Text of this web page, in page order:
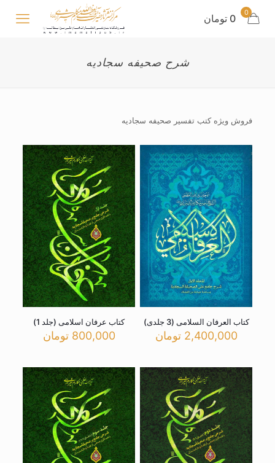
0 0 تومان
شرح صحیفه سجادیه
فروش ویژه کتب تفسیر صحیفه سجادیه
کتاب العرفان السلامی (3 جلدی)
2,400,000 تومان
کتاب عرفان اسلامی (جلد 1)
800,000 تومان